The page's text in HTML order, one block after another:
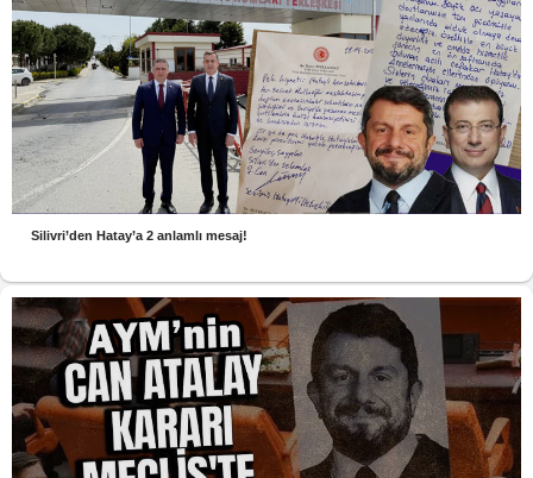
Silivri’den Hatay’a 2 anlamlı mesaj!